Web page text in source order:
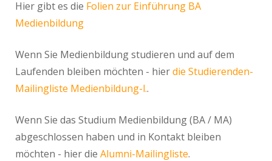
Hier gibt es die Folien zur Einführung BA
Medienbildung
Wenn Sie Medienbildung studieren und auf dem
Laufenden bleiben möchten - hierdie Studierenden-
Mailingliste Medienbildung-l..
Wenn Sie das Studium Medienbildung (BA / MA)
abgeschlossen haben und in Kontakt bleiben
möchten - hier die Alumni-Mailingliste.